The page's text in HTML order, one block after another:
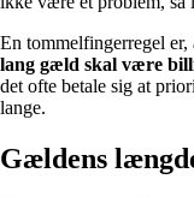
En tommelfingerregel er,
lang gæld skal være
det ofte betale sig at
lange.
Gældens